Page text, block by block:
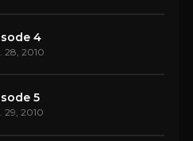
4
28, 2010
5
29, 2010